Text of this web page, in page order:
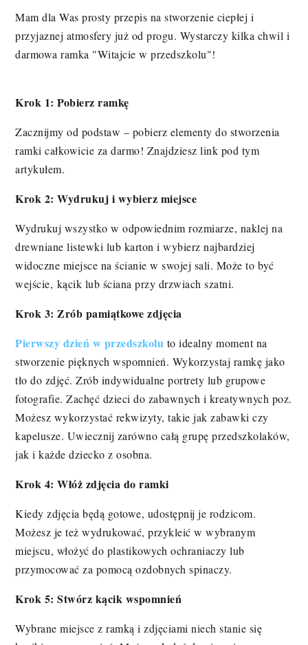
Mam dla Was prosty przepis na stworzenie ciepłej i
przyjaznej atmosfery już od progu. Wystarczy kilka chwil i
darmowa ramka "Witajcie w przedszkolu"!
Krok 1: Pobierz ramkę
Zacznijmy od podstaw – pobierz elementy do stworzenia
ramki całkowicie za darmo! Znajdziesz link pod tym
artykułem.
Krok 2: Wydrukuj i wybierz miejsce
Wydrukuj wszystko w odpowiednim rozmiarze, naklej na
drewniane listewki lub karton i wybierz najbardziej
widoczne miejsce na ścianie w swojej sali. Może to być
wejście, kącik lub ściana przy drzwiach szatni.
Krok 3: Zrób pamiątkowe zdjęcia
Pierwszy dzień w przedszkolu to idealny moment na
stworzenie pięknych wspomnień. Wykorzystaj ramkę jako
tło do zdjęć. Zrób indywidualne portrety lub grupowe
fotografie. Zachęć dzieci do zabawnych i kreatywnych poz.
Możesz wykorzystać rekwizyty, takie jak zabawki czy
kapelusze. Uwiecznij zarówno całą grupę przedszkolaków,
jak i każde dziecko z osobna.
Krok 4: Włóż zdjęcia do ramki
Kiedy zdjęcia będą gotowe, udostępnij je rodzicom.
Możesz je też wydrukować, przykleić w wybranym
miejscu, włożyć do plastikowych ochraniaczy lub
przymocować za pomocą ozdobnych spinaczy.
Krok 5: Stwórz kącik wspomnień
Wybrane miejsce z ramką i zdjęciami niech stanie się